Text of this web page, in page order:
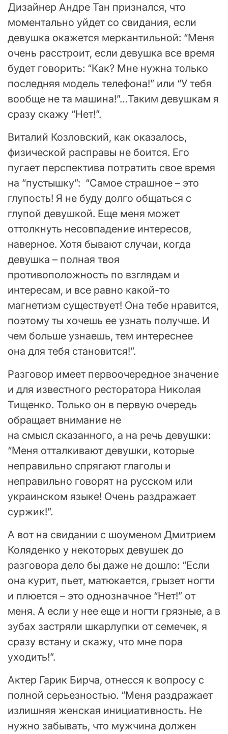
Дизайнер Андре Тан признался, что
моментально уйдет со свидания, если
девушка окажется меркантильной: “Меня
очень расстроит, если девушка все время
будет говорить: “Как? Мне нужна только
последняя модель телефона!” или “У тебя
вообще не та машина!”…Таким девушкам я
сразу скажу “Нет!”.
Виталий Козловский, как оказалось,
физической расправы не боится. Его
пугает перспектива потратить свое время
на “пустышку”: “Самое страшное – это
глупость! Я не буду долго общаться с
глупой девушкой. Еще меня может
оттолкнуть несовпадение интересов,
наверное. Хотя бывают случаи, когда
девушка – полная твоя
противоположность по взглядам и
интересам, и все равно какой-то
магнетизм существует! Она тебе нравится,
поэтому ты хочешь ее узнать получше. И
чем больше узнаешь, тем интереснее
она для тебя становится!”.
Разговор имеет первоочередное значение
и для известного ресторатора Николая
Тищенко. Только он в первую очередь
обращает внимание не
на смысл сказанного, а на речь девушки:
“Меня отталкивают девушки, которые
неправильно спрягают глаголы и
неправильно говорят на русском или
украинском языке! Очень раздражает
суржик!”.
А вот на свидании с шоуменом Дмитрием
Коляденко у некоторых девушек до
разговора дело бы даже не дошло: “Если
она курит, пьет, матюкается, грызет ногти
и плюется – это однозначное “Нет!” от
меня. А если у нее еще и ногти грязные, а в
зубах застряли шкарлупки от семечек, я
сразу встану и скажу, что мне пора
уходить!”.
Актер Гарик Бирча, отнесся к вопросу с
полной серьезностью. “Меня раздражает
излишняя женская инициативность. Не
нужно забывать, что мужчина должен